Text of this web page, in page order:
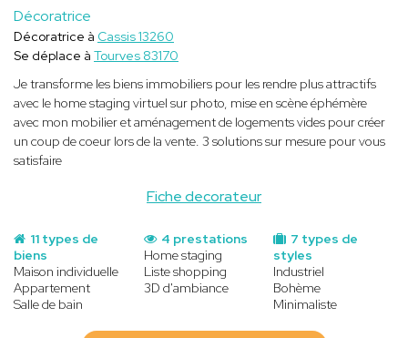
Décoratrice
Fiche decorateur
Décoratrice à Cassis 13260
Se déplace à Tourves 83170
Je transforme les biens immobiliers pour les rendre plus attractifs
avec le home staging virtuel sur photo, mise en scène éphémère
avec mon mobilier et aménagement de logements vides pour créer
un coup de coeur lors de la vente. 3 solutions sur mesure pour vous
satisfaire
11 types de
biens
Maison individuelle
Appartement
Salle de bain
7 types de
styles
Industriel
Bohème
Minimaliste
4 prestations
Home staging
Liste shopping
3D d'ambiance